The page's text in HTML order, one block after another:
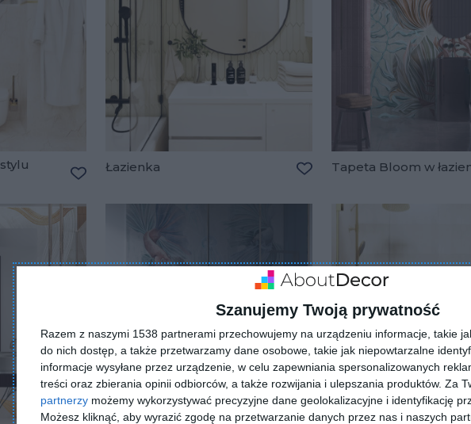
Szanujemy Twoją prywatność
Razem z naszymi 1538 partnerami przechowujemy na urządzeniu informacje, takie
do nich dostęp, a także przetwarzamy dane osobowe, takie jak niepowtarzalne
informacje wysyłane przez urządzenie, w celu zapewniania spersonalizowanych
treści oraz zbierania opinii odbiorców, a także rozwijania i ulepszania produktów. Za
partnerzy możemy wykorzystywać precyzyjne dane geolokalizacyjne i identyfikację
Możesz kliknąć, aby wyrazić zgodę na przetwarzanie danych przez nas i naszych
Łazienka Tapeta Bloom w